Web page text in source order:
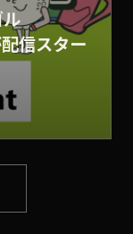
信スター